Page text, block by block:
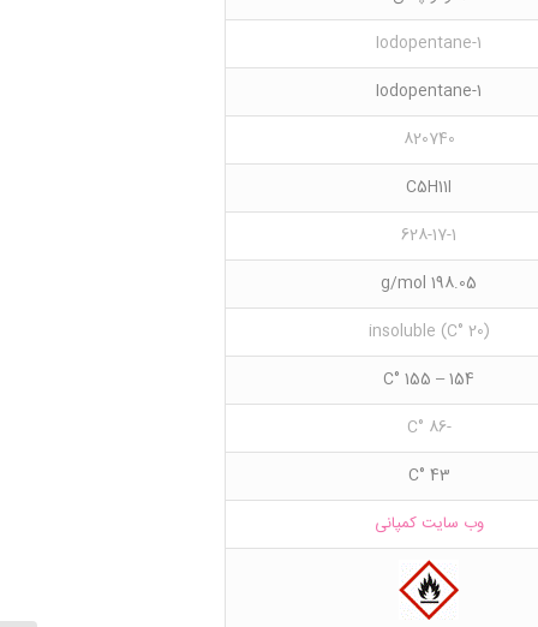
1-Iodopentane
1-Iodopentane
820740
C5H11I
628-17-1
198.05 g/mol
(20 °C) insoluble
154 – 155 °C
-86 °C
43 °C
وب سایت کمپانی